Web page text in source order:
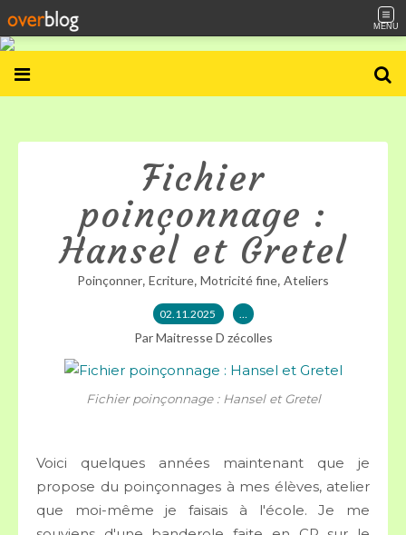
MENU
Fichier
poinçonnage :
Hansel et Gretel
Poinçonner, Ecriture, Motricité fine, Ateliers
02.11.2025 …
Par Maitresse D zécolles
Fichier poinçonnage : Hansel et Gretel
Voici quelques années maintenant que je
propose du poinçonnages à mes élèves, atelier
que moi-même je faisais à l'école. Je me